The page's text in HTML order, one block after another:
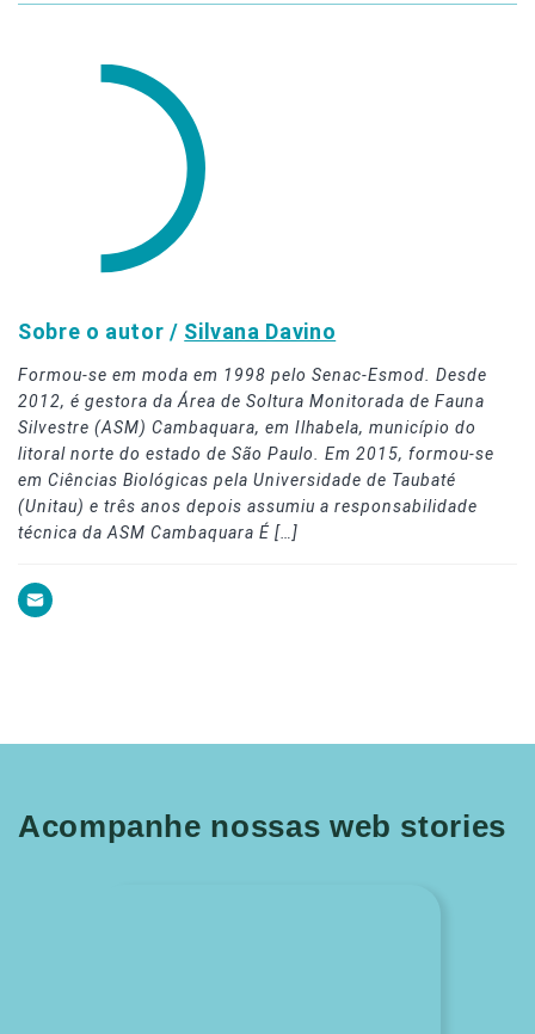
Sobre o autor / Silvana Davino
Formou-se em moda em 1998 pelo Senac-Esmod. Desde
2012, é gestora da Área de Soltura Monitorada de Fauna
Silvestre (ASM) Cambaquara, em Ilhabela, município do
litoral norte do estado de São Paulo. Em 2015, formou-se
em Ciências Biológicas pela Universidade de Taubaté
(Unitau) e três anos depois assumiu a responsabilidade
técnica da ASM Cambaquara É […]
Acompanhe nossas web stories